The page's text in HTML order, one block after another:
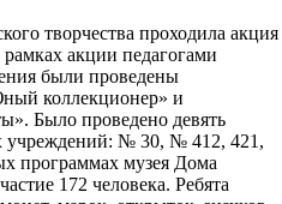
творчества проходила акция
акции педагогами
были проведены
коллекционер» и
Было проведено девять
учреждений: № 30, № 412, 421,
программах музея Дома
172 человека. Ребята